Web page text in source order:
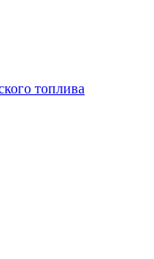
топлива